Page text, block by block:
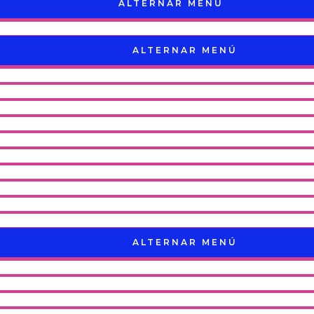
ALTERNAR MENÚ
ALTERNAR MENÚ
ALTERNAR MENÚ